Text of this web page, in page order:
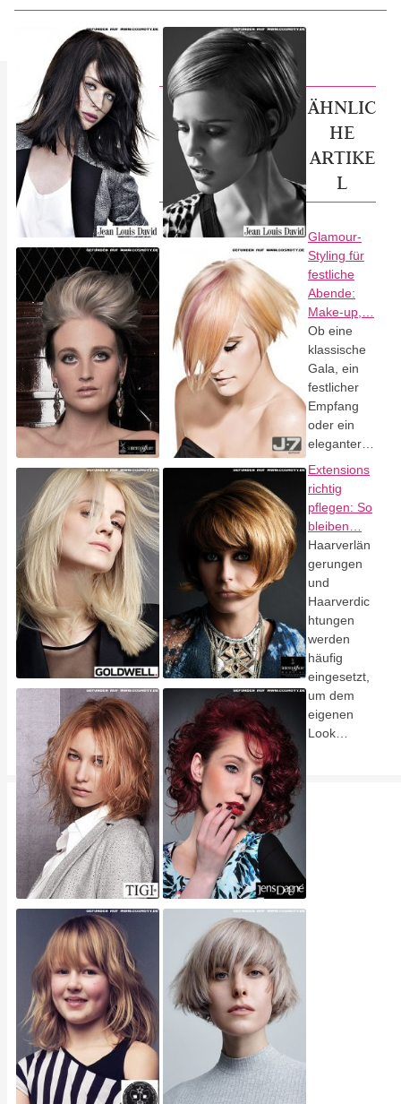
ÄHNLIC
HE
ARTIKE
L
Glamour-
Styling für
festliche
Abende:
Make-up,…
Ob eine
klassische
Gala, ein
festlicher
Empfang
oder ein
eleganter…
Extensions
richtig
pflegen: So
bleiben…
Haarverlän
gerungen
und
Haarverdic
htungen
werden
häufig
eingesetzt,
um dem
eigenen
Look…